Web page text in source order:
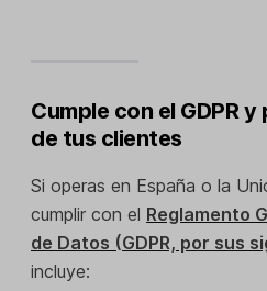
Cumple con el GDPR
de tus clientes
Si operas en España o la
cumplir con el Reglamento
de Datos (GDPR, por sus
incluye: